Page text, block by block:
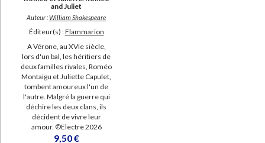
and Juliet
Auteur :William Shakespeare
Éditeur(s) :Flammarion
A Vérone, au XVIe siècle,
lors d'un bal, les héritiers de
deux familles rivales, Roméo
Montaigu et Juliette Capulet,
tombent amoureux l'un de
l'autre. Malgré la guerre qui
déchire les deux clans, ils
décident de vivre leur
amour. ©Electre 2026
9,50 €